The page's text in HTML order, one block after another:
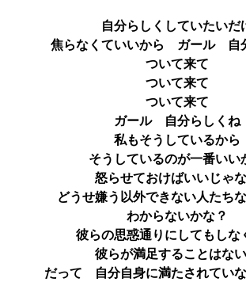
自分らしくしていたいだ
焦らなくていいから ガール 自
ついて来て
ついて来て
ついて来て
ガール 自分らしくね
私もそうしているから
そうしているのが一番いい
怒らせておけばいいじゃ
どうせ嫌う以外できない人たち
わからないかな？
彼らの思惑通りにしてもしな
彼らが満足することはな
だって 自分自身に満たされてい